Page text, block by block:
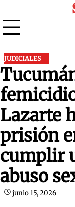
to
content
JUDICIALES
Lazarte
prisión
cumplir
abuso
junio 15, 2026